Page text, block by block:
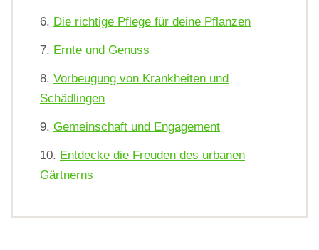
Die richtige Pflege für deine Pflanzen
Ernte und Genuss
Vorbeugung von Krankheiten und
Schädlingen
Gemeinschaft und Engagement
Entdecke die Freuden des urbanen
Gärtnerns